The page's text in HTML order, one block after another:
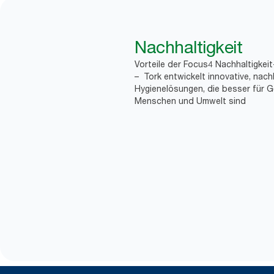
Nachhaltigkeit
Vorteile der Focus4
– Tork entwickelt innovative,
Hygienelösungen, die besser für
Menschen und Umwelt sind